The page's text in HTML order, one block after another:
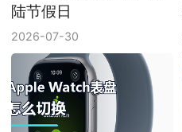
陆节假日
2026-07-30